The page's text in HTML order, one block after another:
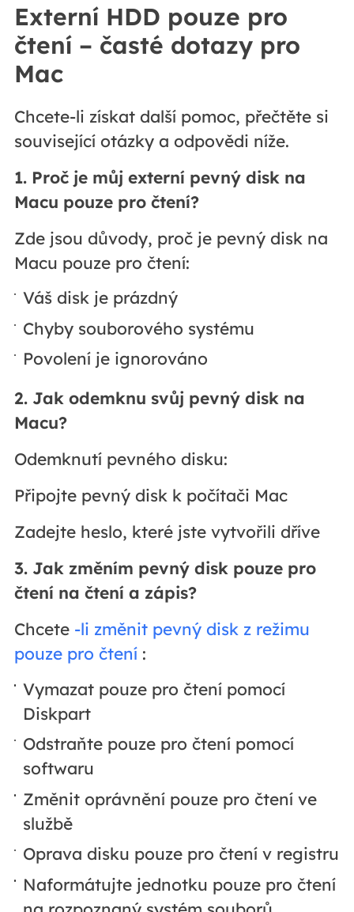
Externí HDD pouze pro
čtení – časté dotazy pro
Mac
Chcete-li získat další pomoc, přečtěte si
související otázky a odpovědi níže.
1. Proč je můj externí pevný disk na
Macu pouze pro čtení?
Zde jsou důvody, proč je pevný disk na
Macu pouze pro čtení:
Váš disk je prázdný
Chyby souborového systému
Povolení je ignorováno
2. Jak odemknu svůj pevný disk na
Macu?
Odemknutí pevného disku:
Připojte pevný disk k počítači Mac
Zadejte heslo, které jste vytvořili dříve
3. Jak změním pevný disk pouze pro
čtení na čtení a zápis?
Chcete -li změnit pevný disk z režimu
pouze pro čtení:
Vymazat pouze pro čtení pomocí
Diskpart
Odstraňte pouze pro čtení pomocí
softwaru
Změnit oprávnění pouze pro čtení ve
službě
Oprava disku pouze pro čtení v registru
Naformátujte jednotku pouze pro čtení